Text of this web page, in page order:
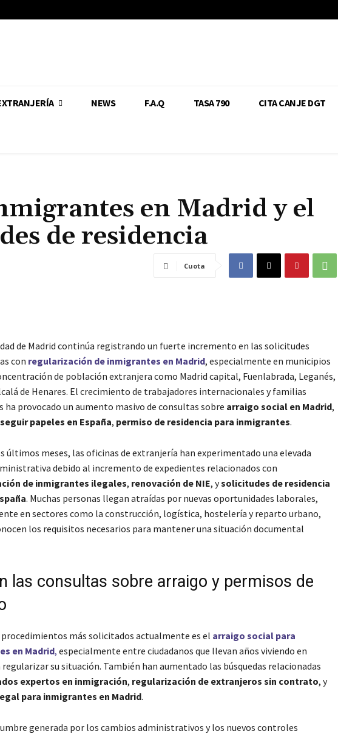
NEWS F.A.Q TASA 790 CITA CANJE DGT
en Madrid y el
de residencia
Cuota
de Madrid continúa registrando un fuerte incremento en las solicitudes
con regularización de inmigrantes en Madrid, especialmente en municipios
de población extranjera como Madrid capital, Fuenlabrada, Leganés,
de Henares. El crecimiento de trabajadores internacionales y familias
ha provocado un aumento masivo de consultas sobre arraigo social en Madrid,
papeles en España, permiso de residencia para inmigrantes.
últimos meses, las oficinas de extranjería han experimentado una elevada
debido al incremento de expedientes relacionados con
de inmigrantes ilegales, renovación de NIE, ysolicitudes de residencia
. Muchas personas llegan atraídas por nuevas oportunidades laborales,
en sectores como la construcción, logística, hostelería y reparto urbano,
los requisitos necesarios para mantener una situación documental
las consultas sobre arraigo y permisos de
procedimientos más solicitados actualmente es el arraigo social para
en Madrid, especialmente entre ciudadanos que llevan años viviendo en
regularizar su situación. También han aumentado las búsquedas relacionadas
expertos en inmigración, regularización de extranjeros sin contrato, y
para inmigrantes en Madrid.
generada por los cambios administrativos y los nuevos controles